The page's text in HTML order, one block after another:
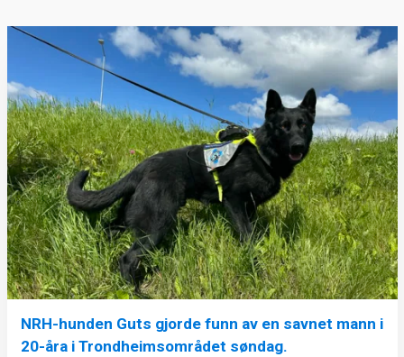
NRH-hunden Guts gjorde funn av en savnet mann i
20-åra i Trondheimsområdet søndag.